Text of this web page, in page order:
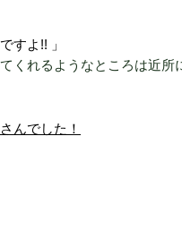
すよ!! 」
くれるようなところは近所
んでした！